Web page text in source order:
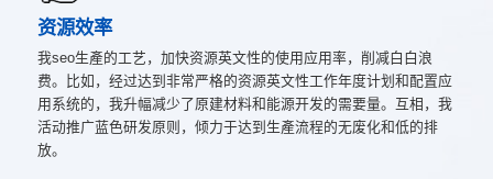
资源效率
我seo生產的工艺，加快资源英文性的使用应用率，削减白白浪
费。比如，经过达到非常严格的资源英文性工作年度计划和配置应
用系统的，我升幅减少了原建材料和能源开发的需要量。互相，我
活动推广蓝色研发原则，倾力于达到生產流程的无废化和低的排
放。